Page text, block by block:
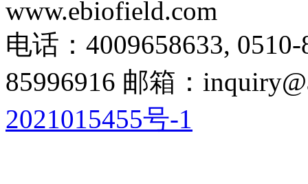
www.ebiofield.com
电话：4009658633,
85996916 邮箱：
2021015455号-1